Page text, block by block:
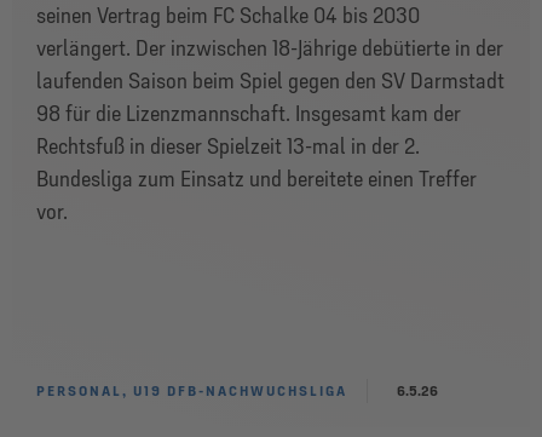
seinen Vertrag beim FC Schalke 04 bis 2030
verlängert. Der inzwischen 18-Jährige debütierte in der
laufenden Saison beim Spiel gegen den SV Darmstadt
98 für die Lizenzmannschaft. Insgesamt kam der
Rechtsfuß in dieser Spielzeit 13-mal in der 2.
Bundesliga zum Einsatz und bereitete einen Treffer
vor.
PERSONAL, U19 DFB-NACHWUCHSLIGA 6.5.26